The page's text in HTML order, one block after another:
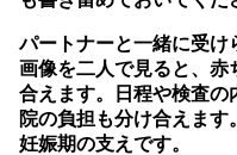
パートナーと一緒に受け
画像を二人で見ると、赤
合えます。日程や検査の
院の負担も分け合えます
妊娠期の支えです。